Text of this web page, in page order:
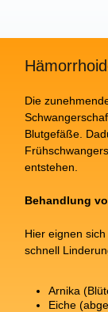
Die
Blutgefäße.
entstehen.
Behandlung
Hier eignen
schnell
Arnika
Eiche